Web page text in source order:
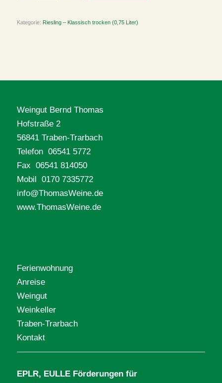
Kategorie: Riesling – Klassisch trocken (0,75 Liter)
Weingut Bernd Thomas
Hofstraße 2
56841 Traben-Trarbach
Telefon 06541 5772
Fax 06541 814050
Mobil 0170 7335772
info@ThomasWeine.de
www.ThomasWeine.de
Ferienwohnung
Anreise
Weingut
Weinkeller
Traben-Trarbach
Kontakt
EPLR, EULLE Förderungen für